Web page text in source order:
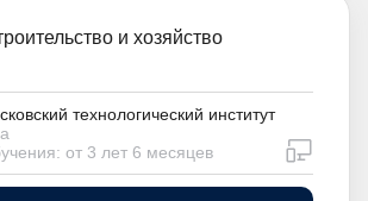
и хозяйство
технологический институт
от 3 лет 6 месяцев